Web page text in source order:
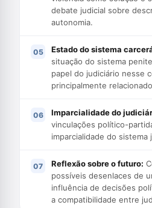
debate judicial sobre
autonomia.
Estado do sistema
situação do sistema
papel do judiciário nesse
principalmente
Imparcialidade do
vinculações político-
imparcialidade do sistema
Reflexão sobre o futuro:
possíveis desenlaces de
influência de decisões
a compatibilidade entre